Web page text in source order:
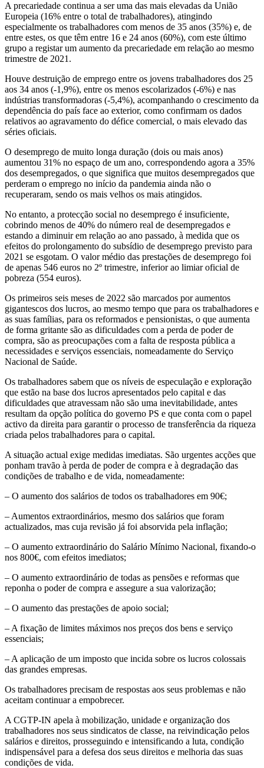
A precariedade continua a ser uma das mais elevadas da União
Europeia (16% entre o total de trabalhadores), atingindo
especialmente os trabalhadores com menos de 35 anos (35%) e, de
entre estes, os que têm entre 16 e 24 anos (60%), com este último
grupo a registar um aumento da precariedade em relação ao mesmo
trimestre de 2021.
Houve destruição de emprego entre os jovens trabalhadores dos 25
aos 34 anos (-1,9%), entre os menos escolarizados (-6%) e nas
indústrias transformadoras (-5,4%), acompanhando o crescimento da
dependência do país face ao exterior, como confirmam os dados
relativos ao agravamento do défice comercial, o mais elevado das
séries oficiais.
O desemprego de muito longa duração (dois ou mais anos)
aumentou 31% no espaço de um ano, correspondendo agora a 35%
dos desempregados, o que significa que muitos desempregados que
perderam o emprego no início da pandemia ainda não o
recuperaram, sendo os mais velhos os mais atingidos.
No entanto, a protecção social no desemprego é insuficiente,
cobrindo menos de 40% do número real de desempregados e
estando a diminuir em relação ao ano passado, à medida que os
efeitos do prolongamento do subsídio de desemprego previsto para
2021 se esgotam. O valor médio das prestações de desemprego foi
de apenas 546 euros no 2º trimestre, inferior ao limiar oficial de
pobreza (554 euros).
Os primeiros seis meses de 2022 são marcados por aumentos
gigantescos dos lucros, ao mesmo tempo que para os trabalhadores e
as suas famílias, para os reformados e pensionistas, o que aumenta
de forma gritante são as dificuldades com a perda de poder de
compra, são as preocupações com a falta de resposta pública a
necessidades e serviços essenciais, nomeadamente do Serviço
Nacional de Saúde.
Os trabalhadores sabem que os níveis de especulação e exploração
que estão na base dos lucros apresentados pelo capital e das
dificuldades que atravessam não são uma inevitabilidade, antes
resultam da opção política do governo PS e que conta com o papel
activo da direita para garantir o processo de transferência da riqueza
criada pelos trabalhadores para o capital.
A situação actual exige medidas imediatas. São urgentes acções que
ponham travão à perda de poder de compra e à degradação das
condições de trabalho e de vida, nomeadamente:
– O aumento dos salários de todos os trabalhadores em 90€;
– Aumentos extraordinários, mesmo dos salários que foram
actualizados, mas cuja revisão já foi absorvida pela inflação;
– O aumento extraordinário do Salário Mínimo Nacional, fixando-o
nos 800€, com efeitos imediatos;
– O aumento extraordinário de todas as pensões e reformas que
reponha o poder de compra e assegure a sua valorização;
– O aumento das prestações de apoio social;
– A fixação de limites máximos nos preços dos bens e serviço
essenciais;
– A aplicação de um imposto que incida sobre os lucros colossais
das grandes empresas.
Os trabalhadores precisam de respostas aos seus problemas e não
aceitam continuar a empobrecer.
A CGTP-IN apela à mobilização, unidade e organização dos
trabalhadores nos seus sindicatos de classe, na reivindicação pelos
salários e direitos, prosseguindo e intensificando a luta, condição
indispensável para a defesa dos seus direitos e melhoria das suas
condições de vida.